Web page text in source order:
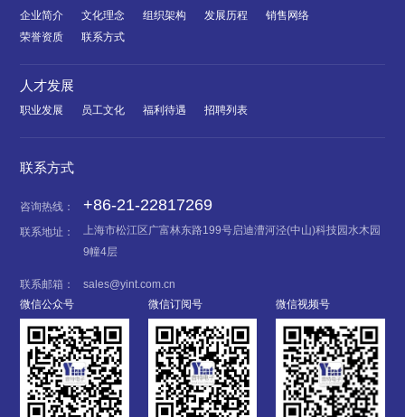
企业简介 文化理念 组织架构 发展历程
销售网络
荣誉资质
联系方式
人才发展
职业发展 员工文化 福利待遇 招聘列表
联系方式
咨询热线： +86-21-22817269
联系地址：
上海市松江区广富林东路199号启迪漕河泾(中山)科技园水木园
9幢4层
联系邮箱：
sales@yint.com.cn
微信公众号
微信订阅号 微信视频号